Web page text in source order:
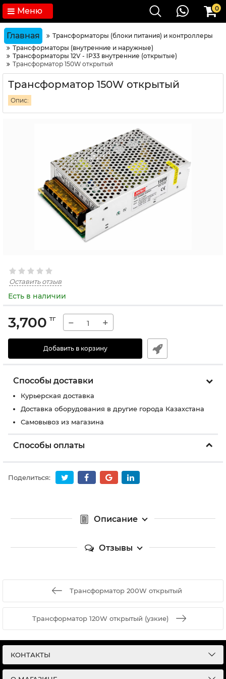
Меню 0
Главная
Трансформаторы (блоки питания) и контроллеры
Трансформаторы (внутренние и наружные)
Трансформаторы 12V - IP33 внутренние (открытые)
Трансформатор 150W открытый
Трансформатор 150W открытый
Опис:
Оставить отзыв
Есть в наличии
3,700 тг − +
Добавить в корзину
Способы доставки
Курьерская доставка
Доставка оборудования в другие города Казахстана
Самовывоз из магазина
Способы оплаты
Поделиться:
Описание
Отзывы
Трансформатор 200W открытый
Трансформатор 120W открытый (узкие)
КОНТАКТЫ